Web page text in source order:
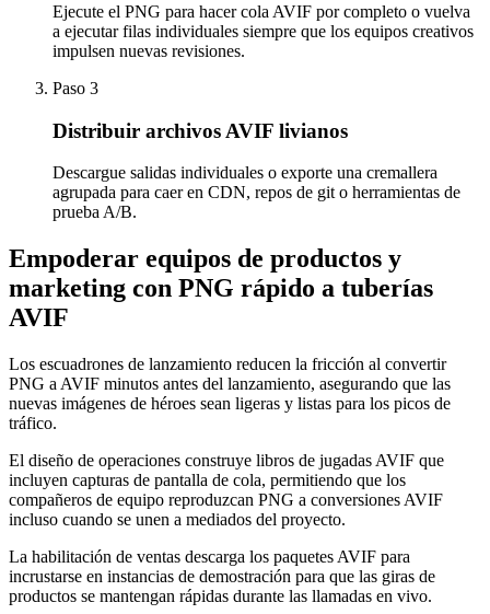
Ejecute el PNG para hacer cola AVIF por completo o vuelva
a ejecutar filas individuales siempre que los equipos creativos
impulsen nuevas revisiones.
Paso 3
Distribuir archivos AVIF livianos
Descargue salidas individuales o exporte una cremallera
agrupada para caer en CDN, repos de git o herramientas de
prueba A/B.
Empoderar equipos de productos y
marketing con PNG rápido a tuberías
AVIF
Los escuadrones de lanzamiento reducen la fricción al convertir
PNG a AVIF minutos antes del lanzamiento, asegurando que las
nuevas imágenes de héroes sean ligeras y listas para los picos de
tráfico.
El diseño de operaciones construye libros de jugadas AVIF que
incluyen capturas de pantalla de cola, permitiendo que los
compañeros de equipo reproduzcan PNG a conversiones AVIF
incluso cuando se unen a mediados del proyecto.
La habilitación de ventas descarga los paquetes AVIF para
incrustarse en instancias de demostración para que las giras de
productos se mantengan rápidas durante las llamadas en vivo.